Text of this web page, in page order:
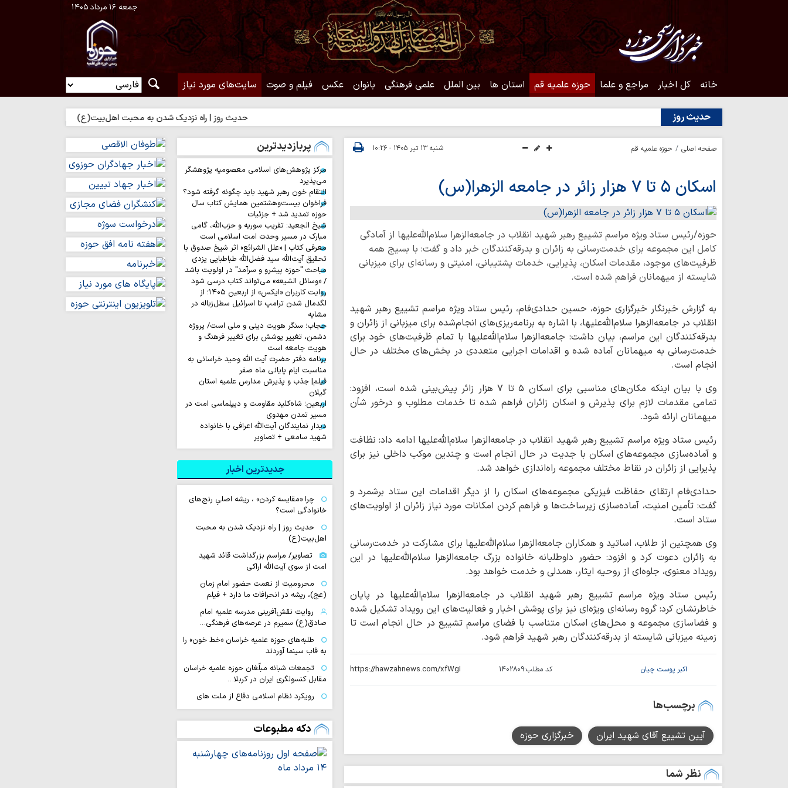
جمعه ۱۶ مرداد ۱۴۰۵
خانه کل اخبار مراجع و علما حوزه علمیه قم استان ها بین الملل علمی فرهنگی بانوان عکس فیلم و صوت سایت‌های مورد نیاز
حدیث روز حدیث روز | راه نزدیک شدن به محبت اهل‌بیت(ع) حدیث روز | بهترین
صفحه اصلی حوزه علمیه قم شنبه ۱۳ تیر ۱۴۰۵ - ۱۰:۲۶
اسکان ۵ تا ۷ هزار زائر در جامعه الزهرا(س)
حوزه/رئیس ستاد ویژه مراسم تشییع رهبر شهید انقلاب در جامعه‌الزهرا سلام‌الله‌علیها از آمادگی
کامل این مجموعه برای خدمت‌رسانی به زائران و بدرقه‌کنندگان خبر داد و گفت: با بسیج همه
ظرفیت‌های موجود، مقدمات اسکان، پذیرایی، خدمات پشتیبانی، امنیتی و رسانه‌ای برای میزبانی
شایسته از میهمانان فراهم شده است.
به گزارش خبرنگار خبرگزاری حوزه، حسین حدادی‌فام، رئیس ستاد ویژه مراسم تشییع رهبر شهید
انقلاب در جامعه‌الزهرا سلام‌الله‌علیها، با اشاره به برنامه‌ریزی‌های انجام‌شده برای میزبانی از زائران و
بدرقه‌کنندگان این مراسم، بیان داشت: جامعه‌الزهرا سلام‌الله‌علیها با تمام ظرفیت‌های خود برای
خدمت‌رسانی به میهمانان آماده شده و اقدامات اجرایی متعددی در بخش‌های مختلف در حال
انجام است.
وی با بیان اینکه مکان‌های مناسبی برای اسکان ۵ تا ۷ هزار زائر پیش‌بینی شده است، افزود:
تمامی مقدمات لازم برای پذیرش و اسکان زائران فراهم شده تا خدمات مطلوب و درخور شأن
میهمانان ارائه شود.
رئیس ستاد ویژه مراسم تشییع رهبر شهید انقلاب در جامعه‌الزهرا سلام‌الله‌علیها ادامه داد: نظافت
و آماده‌سازی مجموعه‌های اسکان با جدیت در حال انجام است و چندین موکب داخلی نیز برای
پذیرایی از زائران در نقاط مختلف مجموعه راه‌اندازی خواهد شد.
حدادی‌فام ارتقای حفاظت فیزیکی مجموعه‌های اسکان را از دیگر اقدامات این ستاد برشمرد و
گفت: تأمین امنیت، آماده‌سازی زیرساخت‌ها و فراهم کردن امکانات مورد نیاز زائران از اولویت‌های
ستاد است.
وی همچنین از طلاب، اساتید و همکاران جامعه‌الزهرا سلام‌الله‌علیها برای مشارکت در خدمت‌رسانی
به زائران دعوت کرد و افزود: حضور داوطلبانه خانواده بزرگ جامعه‌الزهرا سلام‌الله‌علیها در این
رویداد معنوی، جلوه‌ای از روحیه ایثار، همدلی و خدمت خواهد بود.
رئیس ستاد ویژه مراسم تشییع رهبر شهید انقلاب در جامعه‌الزهرا سلام‌الله‌علیها در پایان
خاطرنشان کرد: گروه رسانه‌ای ویژه‌ای نیز برای پوشش اخبار و فعالیت‌های این رویداد تشکیل شده
و فضاسازی مجموعه و محل‌های اسکان متناسب با فضای مراسم تشییع در حال انجام است تا
زمینه میزبانی شایسته از بدرقه‌کنندگان رهبر شهید فراهم شود.
اکبر پوست چیان کد مطلب:1402809
برچسب‌ها
آیین تشییع آقای شهید ایران خبرگزاری حوزه
نظر شما
پربازدیدترین
مرکز پژوهش‌های اسلامی معصومیه پژوهشگر
می‌پذیرد
انتقام خون رهبر شهید باید چگونه گرفته شود؟
فراخوان بیست‌وهشتمین همایش کتاب سال
حوزه تمدید شد + جزئیات
شیخ الجعید: تقریب سوریه و حزب‌الله، گامی
مبارک در مسیر وحدت امت اسلامی است
معرفی کتاب | «علل الشرائع» اثر شیخ صدوق با
تحقیق آیت‌الله سید فضل‌الله طباطبایی یزدی
مباحث "حوزه پیشرو و سرآمد" در اولویت باشد
/ «وسائل الشیعه» می‌تواند کتاب درسی شود
روایت‌ کاربران «ایکس» از اربعین ۱۴۰۵؛ از
لگدمال شدن ترامپ تا اسرائیل سطل‌زباله‌ در
مشایه
حجاب؛ سنگر هویت دینی و ملی است/ پروژه
دشمن، تغییر پوشش برای تغییر فرهنگ و
هویت جامعه است
برنامه دفتر حضرت آیت الله وحید خراسانی به
مناسبت ایام پایانی ماه صفر
فیلم| جذب و پذیرش مدارس علمیه استان
گیلان
اربعین؛ شاه‌کلید مقاومت و دیپلماسی امت در
مسیر تمدن مهدوی
دیدار نمایندگان آیت‌الله اعرافی با خانواده
شهید سامعی + تصاویر
جدیدترین اخبار
چرا «مقایسه کردن» ، ریشه اصلیِ رنج‌های
خانوادگی است؟
حدیث روز | راه نزدیک شدن به محبت
اهل‌بیت(ع)
تصاویر/ مراسم بزرگداشت قائد شهید
امت از سوی آیت‌الله اراکی
محرومیت از نعمت حضور امام زمان
(عج)، ریشه در انحرافات ما دارد + فیلم
روایت نقش‌آفرینی مدرسه علمیه امام
صادق(ع) سمیرم در عرصه‌های فرهنگی…
طلبه‌های حوزه علمیه خراسان «خط خون» را
به قاب سینما آوردند
تجمعات شبانه مبلّغان حوزه علمیه خراسان
مقابل کنسولگری ایران در کربلا…
رویکرد نظام اسلامی دفاع از ملت های
لبنان و فلسطین در برابر زورگویی…
اربعین تجلی «اخلاص تشکیلاتی» و ثمره
دگرخواهی امام حسین(ع) است
اعزام کاروان ۲۰۰ نفره نوجوانان کهگیلویه و
بویراحمدی به طریق الحسین…
دکه مطبوعات